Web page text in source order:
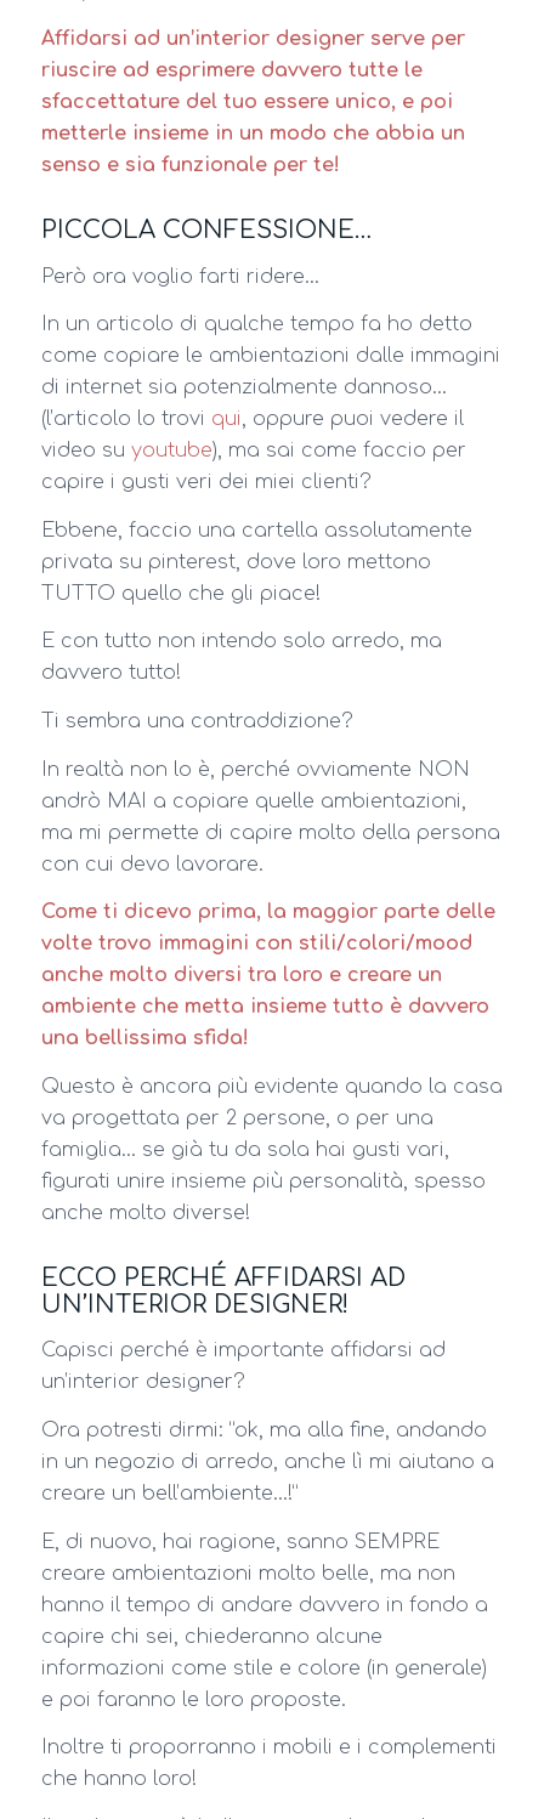
Affidarsi ad un’interior designer serve per
riuscire ad esprimere davvero tutte le
sfaccettature del tuo essere unico, e poi
metterle insieme in un modo che abbia un
senso e sia funzionale per te!
PICCOLA CONFESSIONE…
Però ora voglio farti ridere…
In un articolo di qualche tempo fa ho detto
come copiare le ambientazioni dalle immagini
di internet sia potenzialmente dannoso…
(l’articolo lo trovi qui, oppure puoi vedere il
video su youtube), ma sai come faccio per
capire i gusti veri dei miei clienti?
Ebbene, faccio una cartella assolutamente
privata su pinterest, dove loro mettono
TUTTO quello che gli piace!
E con tutto non intendo solo arredo, ma
davvero tutto!
Ti sembra una contraddizione?
In realtà non lo è, perché ovviamente NON
andrò MAI a copiare quelle ambientazioni,
ma mi permette di capire molto della persona
con cui devo lavorare.
Come ti dicevo prima, la maggior parte delle
volte trovo immagini con stili/colori/mood
anche molto diversi tra loro e creare un
ambiente che metta insieme tutto è davvero
una bellissima sfida!
Questo è ancora più evidente quando la casa
va progettata per 2 persone, o per una
famiglia… se già tu da sola hai gusti vari,
figurati unire insieme più personalità, spesso
anche molto diverse!
ECCO PERCHÉ AFFIDARSI AD
UN’INTERIOR DESIGNER!
Capisci perché è importante affidarsi ad
un’interior designer?
Ora potresti dirmi: “ok, ma alla fine, andando
in un negozio di arredo, anche lì mi aiutano a
creare un bell’ambiente…!”
E, di nuovo, hai ragione, sanno SEMPRE
creare ambientazioni molto belle, ma non
hanno il tempo di andare davvero in fondo a
capire chi sei, chiederanno alcune
informazioni come stile e colore (in generale)
e poi faranno le loro proposte.
Inoltre ti proporranno i mobili e i complementi
che hanno loro!